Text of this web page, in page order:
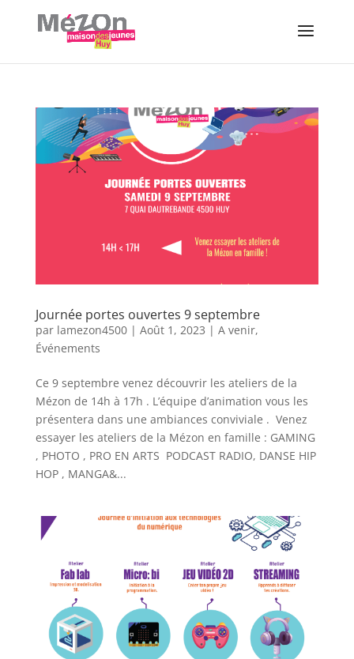
Journée portes ouvertes 9 septembre
par lamezon4500| Août 1, 2023 | A venir,
Événements
Ce 9 septembre venez découvrir les ateliers de la
Mézon de 14h à 17h . L’équipe d’animation vous les
présentera dans une ambiances conviviale . Venez
essayer les ateliers de la Mézon en famille : GAMING
, PHOTO , PRO EN ARTS PODCAST RADIO, DANSE HIP
HOP , MANGA&...